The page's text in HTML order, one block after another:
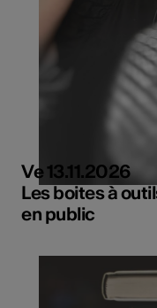
Ve 13.11.2026
Les boites à
en public